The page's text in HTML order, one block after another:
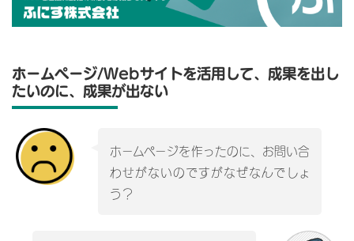
ホームページ/Webサイトを活用して、成果を出し
たいのに、成果が出ない
ホームページを作ったのに、お問い合
わせがないのですがなぜなんでしょ
う？